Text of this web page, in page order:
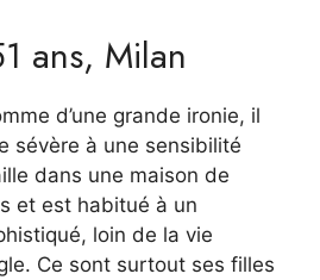
ans, Milan
d’une grande ironie, il
sévère à une sensibilité
dans une maison de
et est habitué à un
loin de la vie
Ce sont surtout ses filles